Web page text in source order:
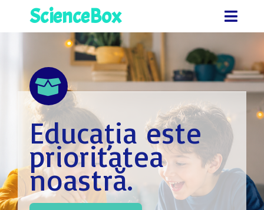
ScienceBox
Educația este
prioritatea
noastră.